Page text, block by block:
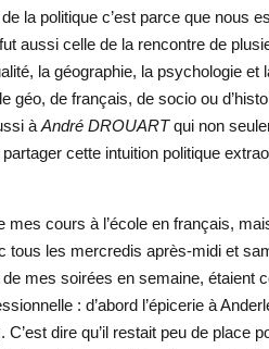
la politique c’est parce que nous
aussi celle de la rencontre de
la géographie, la psychologie
géo, de français, de socio ou
à André DROUARTqui non
cette intuition politique
mes cours à l’école en français,
tous les mercredis après-midi et
de mes soirées en semaine, étaient
: d’abord l’épicerie à
dire qu’il restait peu de place